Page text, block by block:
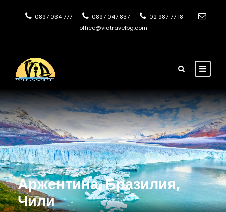
0897 034 777 0897 047 837
02 987 77 18
office@viatravelbg.com
Аржентина, Бразилия,
Чили